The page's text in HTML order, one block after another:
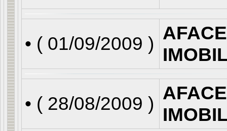
• ( 01/09/2009 )
• ( 28/08/2009 )